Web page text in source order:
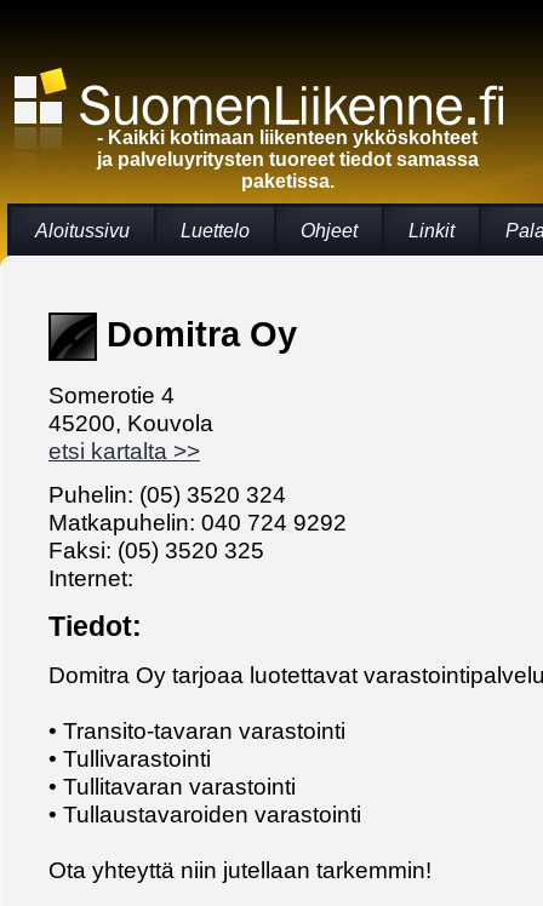
- Kaikki kotimaan liikenteen ykköskohteet
ja palveluyritysten tuoreet tiedot samassa
paketissa.
Aloitussivu Luettelo Ohjeet Linkit
Domitra Oy
Somerotie 4
45200, Kouvola
etsi kartalta >>
Puhelin: (05) 3520 324
Matkapuhelin: 040 724 9292
Faksi: (05) 3520 325
Internet:
Tiedot:
Domitra Oy tarjoaa luotettavat
• Transito-tavaran varastointi
• Tullivarastointi
• Tullitavaran varastointi
• Tullaustavaroiden varastointi
Ota yhteyttä niin jutellaan tarkemmin!